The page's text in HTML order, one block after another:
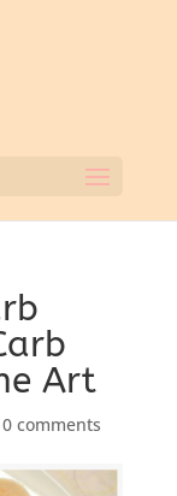
Art
0 comments